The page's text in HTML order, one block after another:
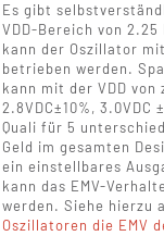
Es gibt
VDD-Bereich von
kann der Oszillator
betrieben werden.
kann mit der VDD von
2.8VDC±10%, 3.0VDC
Quali für 5
Geld im gesamten
ein einstellbares
kann das EMV-
werden. Siehe hierzu
Oszillatoren die EMV